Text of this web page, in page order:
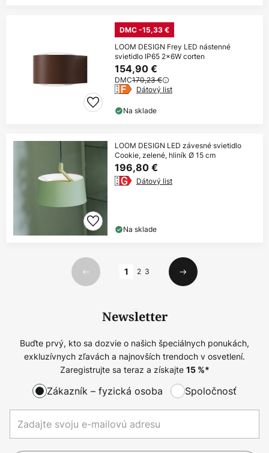
DMC -15,33 €
LOOM DESIGN Frey LED nástenné
svietidlo IP65 2x6W corten
154,90 €
DMC170,23 €
Dátový list
Na sklade
LOOM DESIGN LED závesné svietidlo
Cookie, zelené, hliník Ø 15 cm
196,80 €
Dátový list
Na sklade
Predchádzajúci
1 2 3
Ďalší
Newsletter
Buďte prvý, kto sa dozvie o našich špeciálnych ponukách,
exkluzívnych zľavách a najnovších trendoch v osvetlení.
Zaregistrujte sa teraz a získajte 15%*
Zákazník – fyzická osoba Spoločnosť